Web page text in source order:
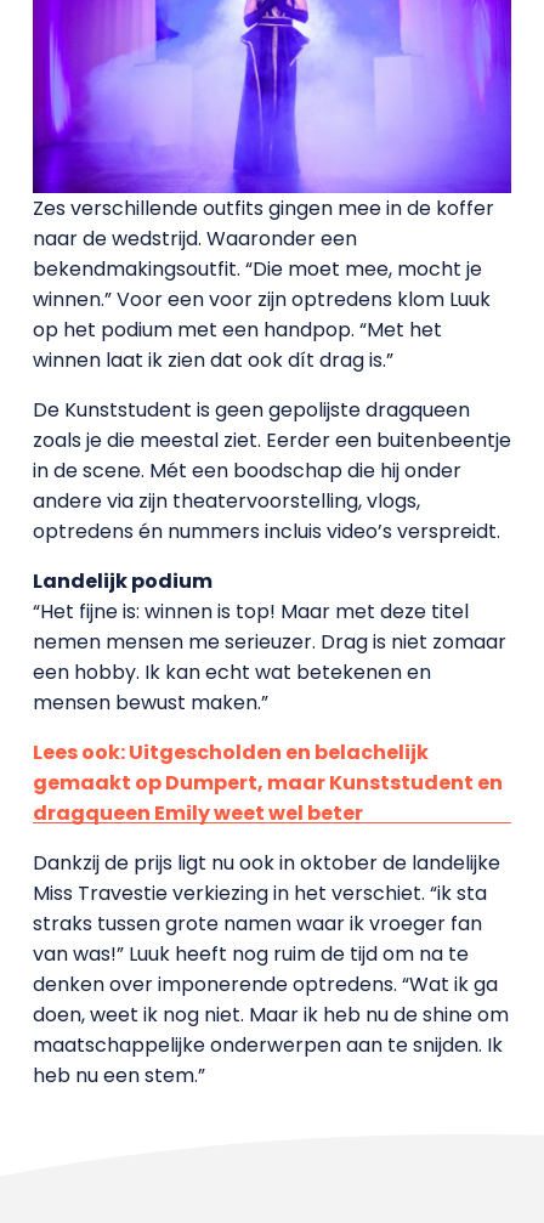
Zes verschillende outfits gingen mee in de koffer
naar de wedstrijd. Waaronder een
bekendmakingsoutfit. “Die moet mee, mocht je
winnen.” Voor een voor zijn optredens klom Luuk
op het podium met een handpop. “Met het
winnen laat ik zien dat ook dít drag is.”
De Kunststudent is geen gepolijste dragqueen
zoals je die meestal ziet. Eerder een buitenbeentje
in de scene. Mét een boodschap die hij onder
andere via zijn theatervoorstelling, vlogs,
optredens én nummers incluis video’s verspreidt.
Landelijk podium
“Het fijne is: winnen is top! Maar met deze titel
nemen mensen me serieuzer. Drag is niet zomaar
een hobby. Ik kan echt wat betekenen en
mensen bewust maken.”
Lees ook: Uitgescholden en belachelijk
gemaakt op Dumpert, maar Kunststudent en
dragqueen Emily weet wel beter
Dankzij de prijs ligt nu ook in oktober de landelijke
Miss Travestie verkiezing in het verschiet. “ik sta
straks tussen grote namen waar ik vroeger fan
van was!” Luuk heeft nog ruim de tijd om na te
denken over imponerende optredens. “Wat ik ga
doen, weet ik nog niet. Maar ik heb nu de shine om
maatschappelijke onderwerpen aan te snijden. Ik
heb nu een stem.”